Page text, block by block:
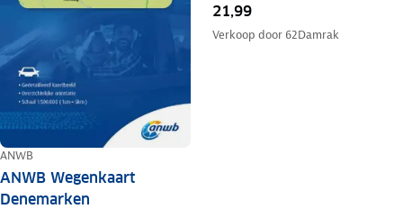
ANWB
ANWB Wegenkaart
Denemarken
21,99
Verkoop door 62Damrak